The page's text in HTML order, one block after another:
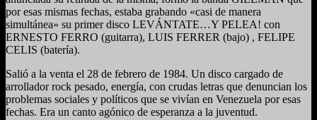
por esas mismas fechas, estaba grabando «casi de manera
simultánea» su primer disco LEVÁNTATE…Y PELEA! con
ERNESTO FERRO (guitarra), LUIS FERRER (bajo) , FELIPE
CELIS (batería).
Salió a la venta el 28 de febrero de 1984. Un disco cargado de
arrollador rock pesado, energía, con crudas letras que denuncian los
problemas sociales y políticos que se vivían en Venezuela por esas
fechas. Era un canto agónico de esperanza a la juventud.